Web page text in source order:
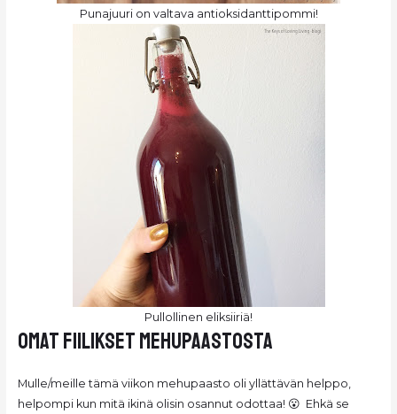
Punajuuri on valtava antioksidanttipommi!
Pullollinen eliksiiriä!
Omat fiilikset mehupaastosta
Mulle/meille tämä viikon mehupaasto oli yllättävän helppo,
helpompi kun mitä ikinä olisin osannut odottaa! 😮 Ehkä se